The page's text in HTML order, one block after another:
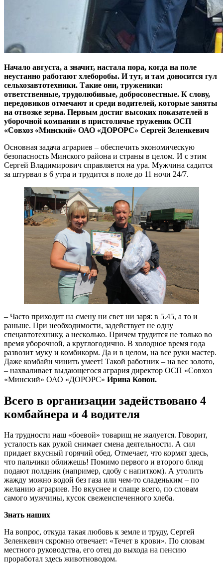
Начало августа, а значит, настала пора, когда на поле
неустанно работают хлеборобы. И тут, и там доносится гул
сельхозавтотехники. Такие они, труженики:
ответственные, трудолюбивые, добросовестные. К слову,
передовиков отмечают и среди водителей, которые заняты
на отвозке зерна. Первым достиг высоких показателей в
уборочной компании в пристоличье труженик ОСП
«Совхоз «Минский» ОАО «ДОРОРС» Сергей Зеленкевич
Основная задача аграриев – обеспечить экономическую
безопасность Минского района и страны в целом. И с этим
Сергей Владимирович справляется на ура. Мужчина садится
за штурвал в 6 утра и трудится в поле до 11 ночи 24/7.
– Часто приходит на смену ни свет ни заря: в 5.45, а то и
раньше. При необходимости, задействует не одну
спецавтотехнику, а несколько. Причем трудится не только во
время уборочной, а круглогодично. В холодное время года
развозит муку и комбикорм. Да и в целом, на все руки мастер.
Даже комбайн чинить умеет! Такой работник – на вес золото,
– нахваливает выдающегося агрария директор ОСП «Совхоз
«Минский» ОАО «ДОРОРС» Ирина Конон.
Всего в организации задействовано 4
комбайнера и 4 водителя
На трудности наш «боевой» товарищ не жалуется. Говорит,
усталость как рукой снимает смена деятельности. А сил
придает вкусный горячий обед. Отмечает, что кормят здесь,
что пальчики оближешь! Помимо первого и второго блюд
подают полдник (например, сдобу с напитком). А утолить
жажду можно водой без газа или чем-то сладеньким – по
желанию аграриев. Но вкуснее и слаще всего, по словам
самого мужчины, кусок свежеиспеченного хлеба.
Знать наших
На вопрос, откуда такая любовь к земле и труду, Сергей
Зеленкевич скромно отвечает: «Течет в крови». По словам
местного руководства, его отец до выхода на пенсию
проработал здесь животноводом.